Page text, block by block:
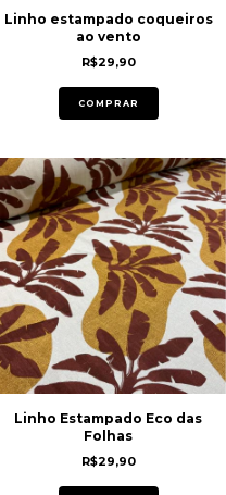
Linho estampado coqueiros
ao vento
R$29,90
COMPRAR
Linho Estampado Eco das
Folhas
R$29,90